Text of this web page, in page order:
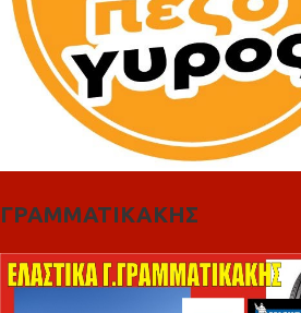
ΓΡΑΜΜΑΤΙΚΑΚΗΣ